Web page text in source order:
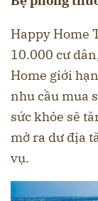
Happy Home
10.000 cư
Home giới
nhu cầu mua
sức khỏe sẽ
mở ra dư địa
vụ.